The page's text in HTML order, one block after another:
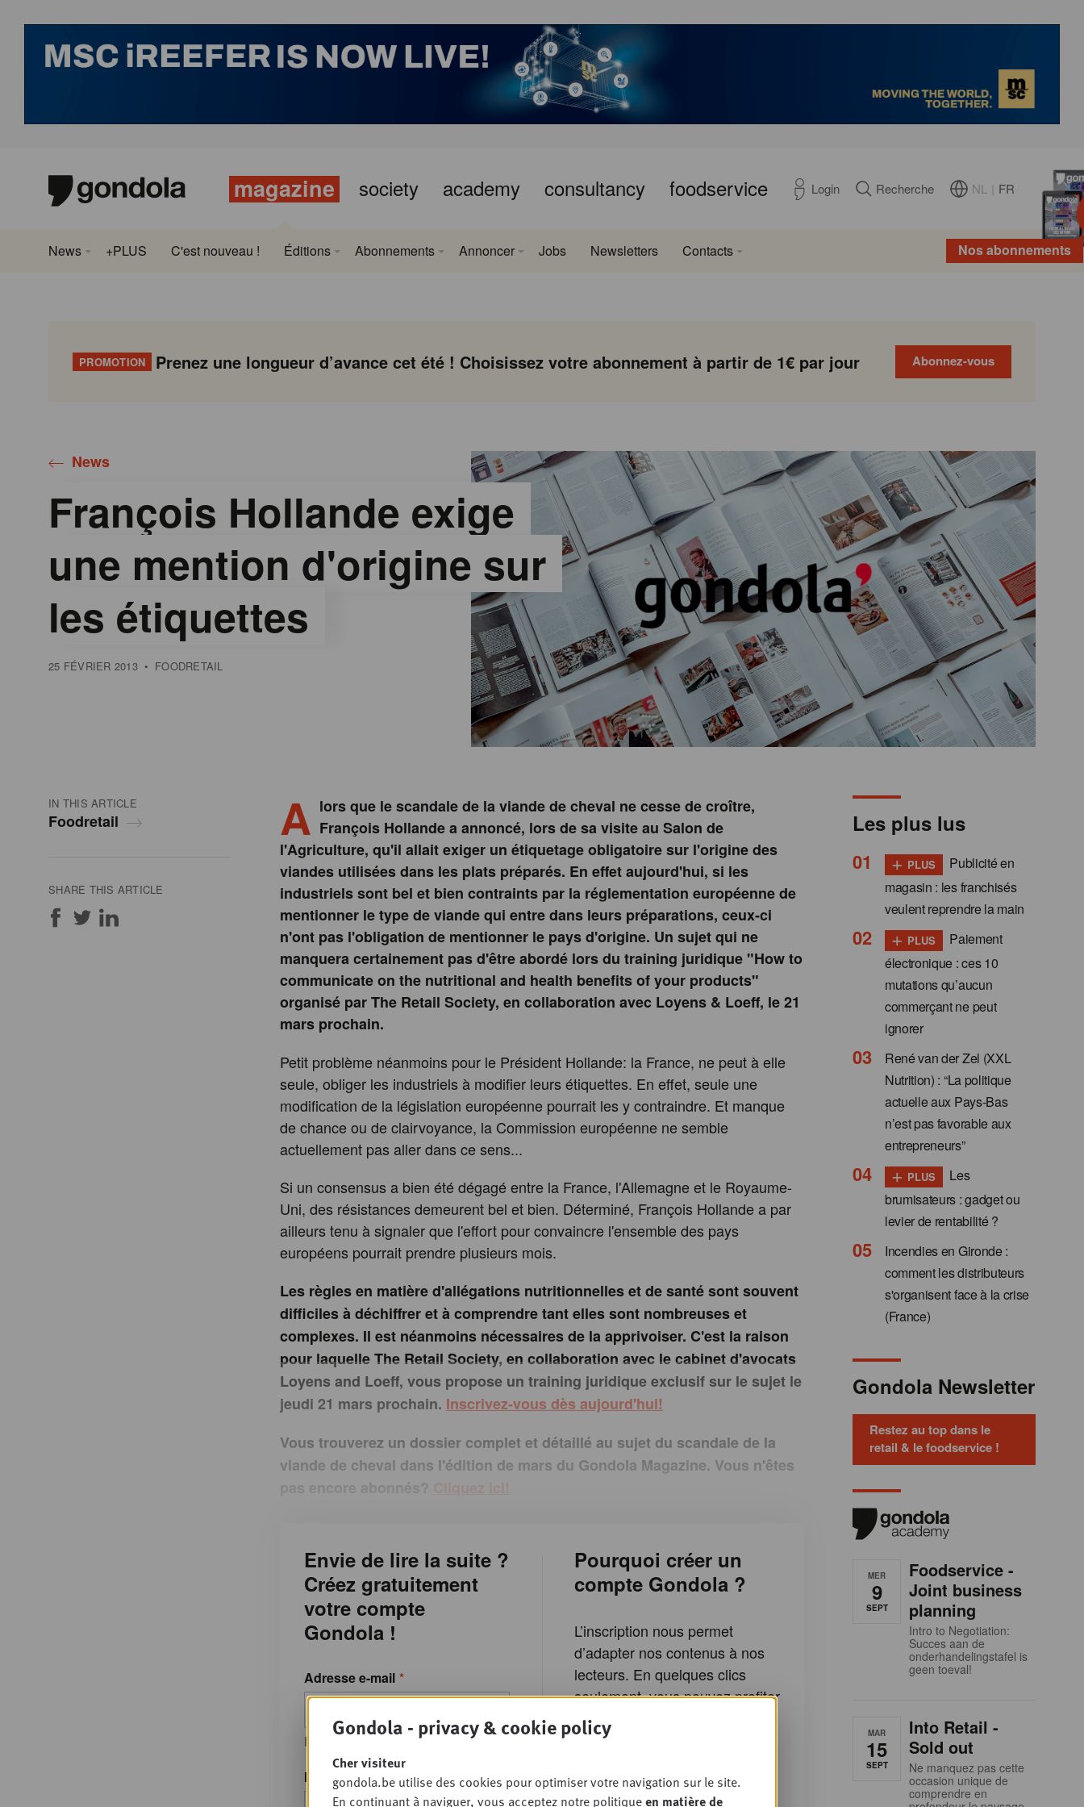
magazine society academy consultancy foodservice Login Recherche NL FR
Nos abonnements
News +PLUS C'est nouveau ! Éditions Abonnements Annoncer Jobs Newsletters Contacts
PROMOTION Prenez une longueur d’avance cet été ! Choisissez votre abonnement à partir de 1€ par jour Abonnez-vous
News
François Hollande exige
une mention d'origine sur
les étiquettes
25 FÉVRIER 2013 • FOODRETAIL
IN THIS ARTICLE
Foodretail
SHARE THIS ARTICLE
A lors que le scandale de la viande de cheval ne cesse de croître,
François Hollande a annoncé, lors de sa visite au Salon de
l'Agriculture, qu'il allait exiger un étiquetage obligatoire sur l'origine des
viandes utilisées dans les plats préparés. En effet aujourd'hui, si les
industriels sont bel et bien contraints par la réglementation européenne de
mentionner le type de viande qui entre dans leurs préparations, ceux-ci
n'ont pas l'obligation de mentionner le pays d'origine. Un sujet qui ne
manquera certainement pas d'être abordé lors du training juridique "How to
communicate on the nutritional and health benefits of your products"
organisé par The Retail Society, en collaboration avec Loyens & Loeff, le 21
mars prochain.
Petit problème néanmoins pour le Président Hollande: la France, ne peut à elle
seule, obliger les industriels à modifier leurs étiquettes. En effet, seule une
modification de la législation européenne pourrait les y contraindre. Et manque
de chance ou de clairvoyance, la Commission européenne ne semble
actuellement pas aller dans ce sens...
Si un consensus a bien été dégagé entre la France, l'Allemagne et le Royaume-
Uni, des résistances demeurent bel et bien. Déterminé, François Hollande a par
ailleurs tenu à signaler que l'effort pour convaincre l'ensemble des pays
européens pourrait prendre plusieurs mois.
Les règles en matière d'allégations nutritionnelles et de santé sont souvent
difficiles à déchiffrer et à comprendre tant elles sont nombreuses et
complexes. Il est néanmoins nécessaires de la apprivoiser. C'est la raison
pour laquelle The Retail Society, en collaboration avec le cabinet d'avocats
Loyens and Loeff, vous propose un training juridique exclusif sur le sujet le
jeudi 21 mars prochain. Inscrivez-vous dès aujourd'hui!
Vous trouverez un dossier complet et détaillé au sujet du scandale de la
viande de cheval dans l'édition de mars du Gondola Magazine. Vous n'êtes
pas encore abonnés?
Cliquez ici!
Envie de lire la suite ?
Créez gratuitement
votre compte
Gondola !
Adresse e-mail
Enter your Gondola e-mail address.
Mot de passe
Pourquoi créer un
compte Gondola ?
L’inscription nous permet
d’adapter nos contenus à nos
lecteurs. En quelques clics
seulement, vous pouvez profiter
de tous les avantages :
d’actualité Gondola
Les plus lus
+ PLUS
Publicité en
magasin : les franchisés
veulent reprendre la main
+ PLUS
Paiement
électronique : ces 10
mutations qu’aucun
commerçant ne peut
ignorer
René van der Zel (XXL
Nutrition) : “La politique
actuelle aux Pays-Bas
n’est pas favorable aux
entrepreneurs”
+ PLUS
Les
brumisateurs : gadget ou
levier de rentabilité ?
Incendies en Gironde :
comment les distributeurs
s'organisent face à la crise
(France)
Gondola Newsletter
Restez au top dans le
retail & le foodservice !
MER
9
SEPT
Foodservice -
Joint business
planning
Intro to Negotiation:
Succes aan de
onderhandelingstafel is
geen toeval!
MAR
15
SEPT
Into Retail -
Sold out
Ne manquez pas cette
occasion unique de
comprendre en
Gondola - privacy & cookie policy
Cher visiteur
gondola.be utilise des cookies pour optimiser votre navigation sur le site.
En continuant à naviguer, vous acceptez notre politiqueen matière de